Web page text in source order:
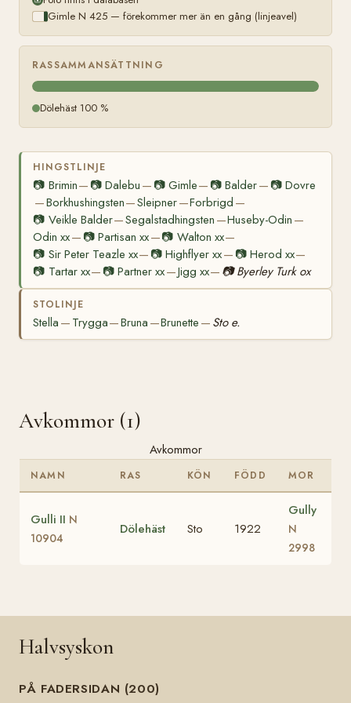
Gimle N 425 — förekommer mer än en gång (linjeavel)
RASSAMMANSÄTTNING
Dölehäst 100 %
HINGSTLINJE
📷 Brimin— 📷Dalebu — 📷 Gimle— 📷 Balder— 📷Dovre
—Borkhushingsten—Sleipner—Forbrigd —
📷 Veikle Balder—Segalstadhingsten —Huseby-Odin —
Odin xx— 📷Partisan xx—📷 Walton xx—
📷 Sir Peter Teazle xx— 📷Highflyer xx— 📷 Herod xx—
📷 Tartar xx— 📷Partner xx—Jigg xx— 📷 Byerley Turk ox
STOLINJE
Stella — Trygga—Bruna —Brunette — Sto e.
Avkommor (1)
Avkommor
NAMN RAS KÖN FÖDD MOR
Gulli II N
10904
Dölehäst Sto 1922
Gully
N
2998
Halvsyskon
PÅ FADERSIDAN (200)